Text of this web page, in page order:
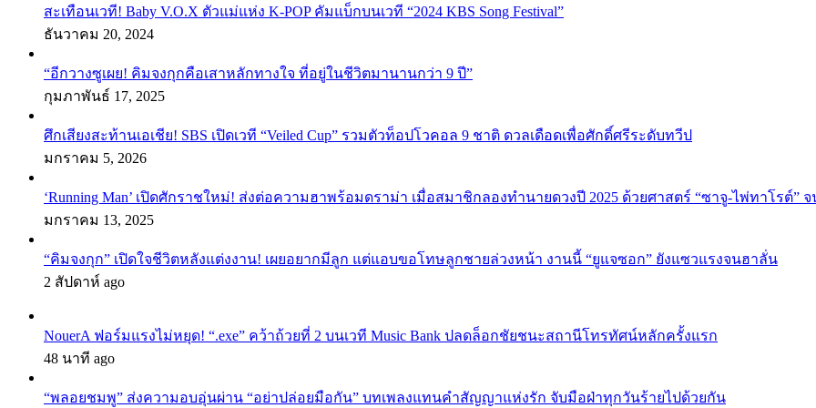
สะเทือนเวที! Baby V.O.X ตัวแม่แห่ง K-POP คัมแบ็กบนเวที “2024 KBS Song Festival”
ธันวาคม 20, 2024
“อีกวางซูเผย! คิมจงกุกคือเสาหลักทางใจ ที่อยู่ในชีวิตมานานกว่า 9 ปี”
กุมภาพันธ์ 17, 2025
ศึกเสียงสะท้านเอเชีย! SBS เปิดเวที “Veiled Cup” รวมตัวท็อปโวคอล 9 ชาติ ดวลเดือดเพื่อศักดิ์ศรีระดับทวีป
มกราคม 5, 2026
‘Running Man’ เปิดศักราชใหม่! ส่งต่อความฮาพร้อมดราม่า เมื่อสมาชิกลองทำนายดวงปี 2025 ด้วยศาสตร์ “ซาจู-ไพ่ทาโรต์”
มกราคม 13, 2025
“คิมจงกุก” เปิดใจชีวิตหลังแต่งงาน! เผยอยากมีลูก แต่แอบขอโทษลูกชายล่วงหน้า งานนี้ “ยูแจซอก” ยังแซวแรงจนฮาลั่น
2 สัปดาห์ ago
NouerA ฟอร์มแรงไม่หยุด! “.exe” คว้าถ้วยที่ 2 บนเวที Music Bank ปลดล็อกชัยชนะสถานีโทรทัศน์หลักครั้งแรก
48 นาที ago
“พลอยชมพู” ส่งความอบอุ่นผ่าน “อย่าปล่อยมือกัน” บทเพลงแทนคำสัญญาแห่งรัก จับมือฝ่าทุกวันร้ายไปด้วยกัน